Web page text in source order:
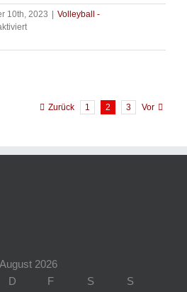
10th, 2023
Volleyball -
für
–
u14
Zurück 1 2 3 Vor
August 2026
D F S
S